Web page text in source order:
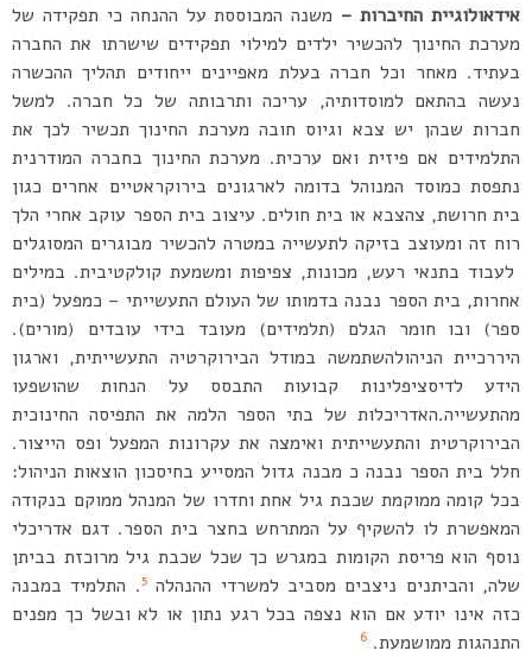
אידאולוגיית החיברות – משנה המבוססת על ההנחה כי תפקידה של
מערכת החינוך להכשיר ילדים למילוי תפקידים שישרתו את החברה
בעתיד. מאחר וכל חברה בעלת מאפיינים ייחודים תהליך ההכשרה
נעשה בהתאם למוסדותיה, עריכה ותרבותה של כל חברה. למשל
חברות שבהן יש צבא וגיוס חובה מערכת החינוך תכשיר לכך את
התלמידים אם פיזית ואם ערכית. מערכת החינוך בחברה המודרנית
נתפסת כמוסד המנוהל בדומה לארגונים בירוקראטיים אחרים כגון
בית חרושת, צהצבא או בית חולים. עיצוב בית הספר עוקב אחרי הלך
רוח זה ומעוצב בזיקה לתעשייה במטרה להכשיר מבוגרים המסוגלים
לעבוד בתנאי רעש, מכונות, צפיפות ומשמעת קולקטיבית. במילים
אחרות, בית הספר נבנה בדמותו של העולם התעשייתי – כמפעל (בית
ספר) ובו חומר הגלם (תלמידים) מעובד בידי עובדים (מורים).
היררכיית הניהולהשתמשה במודל הבירוקרטיה התעשייתית, וארגון
הידע לדיסציפלינות קבועות התבסס על הנחות שהושפעו
מהתעשייה.האדריכלות של בתי הספר הלמה את התפיסה החינוכית
הבירוקרטית והתעשייתית ואימצה את עקרונות המפעל ופס הייצור.
חלל בית הספר נבנה כ מבנה גדול המסייע בחיסכון הוצאות הניהול:
בכל קומה ממוקמת שכבת גיל אחת וחדרו של המנהל ממוקם בנקודה
המאפשרת לו להשקיף על המתרחש בחצר בית הספר. דגם אדריכלי
נוסף הוא פריסת הקומות במגרש כך שכל שכבת גיל מרוכזת בביתן
שלה, והביתנים ניצבים מסביב למשרדי ההנהלה5. התלמיד במבנה
כזה אינו יודע אם הוא נצפה בכל רגע נתון או לא ובשל כך מפנים
התנהגות ממושמעת. 6